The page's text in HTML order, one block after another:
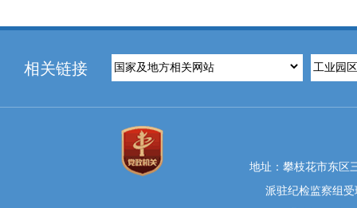
相关链接
地址：攀枝花市东区
派驻纪检监察组受